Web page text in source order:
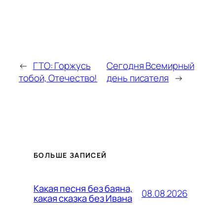
← ГТО: Горжусь
тобой, Отечество!
Сегодня Всемирный
день писателя →
БОЛЬШЕ ЗАПИСЕЙ
Какая песня без баяна,
какая сказка без Ивана 08.08.2026